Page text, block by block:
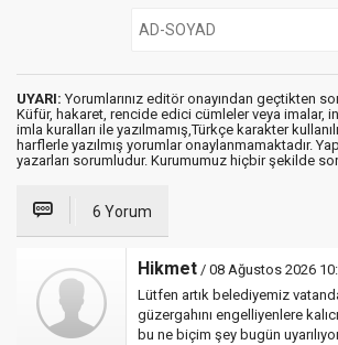
UYARI: Yorumlarınız editör onayından geçtikten
Küfür, hakaret, rencide edici cümleler veya imalar,
imla kuralları ile yazılmamış,Türkçe karakter
harflerle yazılmış yorumlar onaylanmamaktadır.
yazarları sorumludur. Kurumumuz hiçbir şekilde
6 Yorum
Hikmet / 08 Ağustos 2026
Lütfen artık belediyemiz
güzergahını engelliyenlere
bu ne biçim şey bugün